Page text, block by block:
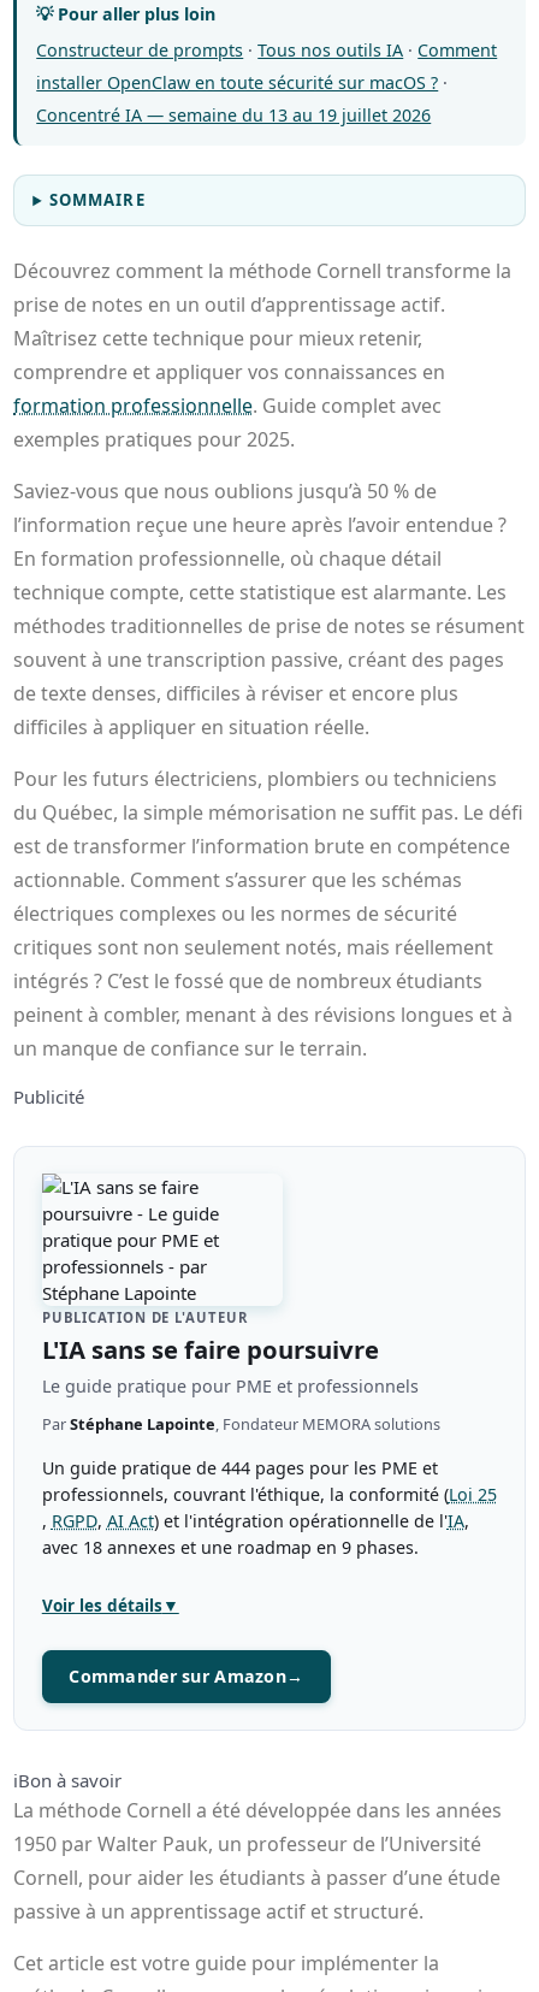
💡 Pour aller plus loin
Constructeur de prompts ·Tous nos outils IA · Comment
installer OpenClaw en toute sécurité sur macOS ? ·
Concentré IA — semaine du 13 au 19 juillet 2026
SOMMAIRE
Découvrez comment la méthode Cornell transforme la
prise de notes en un outil d’apprentissage actif.
Maîtrisez cette technique pour mieux retenir,
comprendre et appliquer vos connaissances en
formation professionnelle. Guide complet avec
exemples pratiques pour 2025.
Saviez-vous que nous oublions jusqu’à 50 % de
l’information reçue une heure après l’avoir entendue ?
En formation professionnelle, où chaque détail
technique compte, cette statistique est alarmante. Les
méthodes traditionnelles de prise de notes se résument
souvent à une transcription passive, créant des pages
de texte denses, difficiles à réviser et encore plus
difficiles à appliquer en situation réelle.
Pour les futurs électriciens, plombiers ou techniciens
du Québec, la simple mémorisation ne suffit pas. Le défi
est de transformer l’information brute en compétence
actionnable. Comment s’assurer que les schémas
électriques complexes ou les normes de sécurité
critiques sont non seulement notés, mais réellement
intégrés ? C’est le fossé que de nombreux étudiants
peinent à combler, menant à des révisions longues et à
un manque de confiance sur le terrain.
Publicité
PUBLICATION DE L'AUTEUR
L'IA sans se faire poursuivre
Le guide pratique pour PME et professionnels
ParStéphane Lapointe, Fondateur MEMORA solutions
Un guide pratique de 444 pages pour les PME et
professionnels, couvrant l'éthique, la conformité (Loi 25
, RGPD, AI Act) et l'intégration opérationnelle de l'IA,
avec 18 annexes et une roadmap en 9 phases.
Voir les détails▼
Commander sur Amazon→
ℹ️Bon à savoir
La méthode Cornell a été développée dans les années
1950 par Walter Pauk, un professeur de l’Université
Cornell, pour aider les étudiants à passer d’une étude
passive à un apprentissage actif et structuré.
Cet article est votre guide pour implémenter la